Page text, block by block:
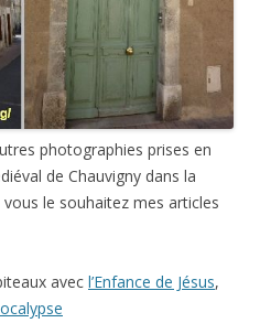
photographies prises en
de Chauvigny dans la
le souhaitez mes articles
avec l’Enfance de Jésus,